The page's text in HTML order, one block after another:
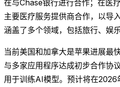
在与Chase银行进行合作；在医
主要医疗服务提供商合作，以导
涵盖了多个领域，包括旅行、娱
当前美国和加拿大是苹果进展最
与多家应用程序达成初步合作协
用于训练AI模型。预计将在2026